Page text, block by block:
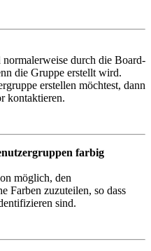
durch die Board-
die Gruppe erstellt wird.
erstellen möchtest, dann
kontaktieren.
farbig
möglich, den
Farben zuzuteilen, so dass
sind.